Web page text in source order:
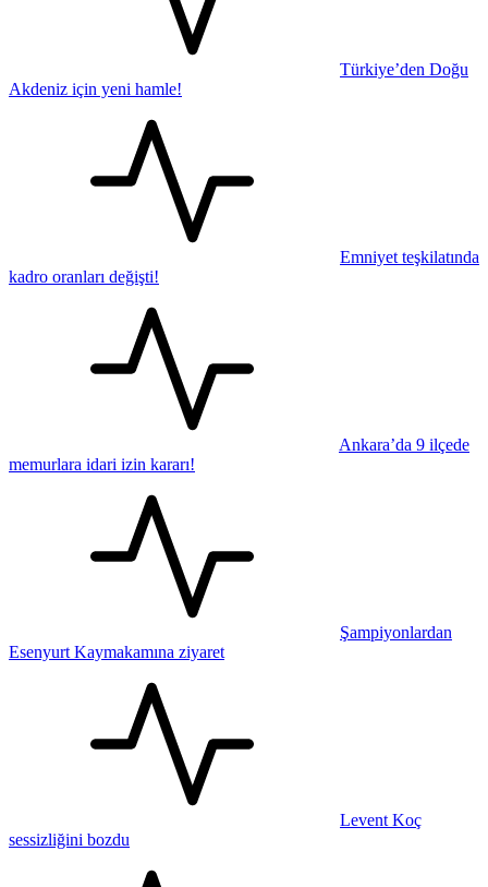
Türkiye’den Doğu
Akdeniz için yeni hamle!
Emniyet teşkilatında
kadro oranları değişti!
Ankara’da 9 ilçede
memurlara idari izin kararı!
Şampiyonlardan
Esenyurt Kaymakamına ziyaret
Levent Koç
sessizliğini bozdu